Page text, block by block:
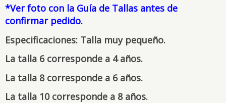
*Ver foto con la Guía de Tallas antes de
confirmar pedido.
Especificaciones: Talla muy pequeño.
La talla 6 corresponde a 4 años.
La talla 8 corresponde a 6 años.
La talla 10 corresponde a 8 años.